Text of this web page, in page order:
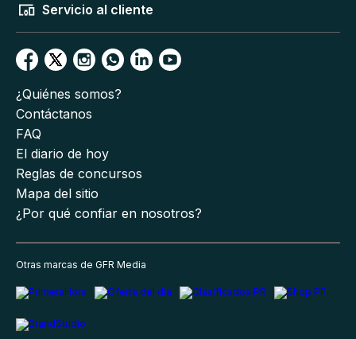
Servicio al cliente
¿Quiénes somos?
Contáctanos
FAQ
El diario de hoy
Reglas de concursos
Mapa del sitio
¿Por qué confiar en nosotros?
Otras marcas de GFR Media